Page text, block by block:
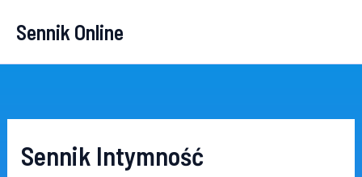
Sennik Online
Sennik Intymność